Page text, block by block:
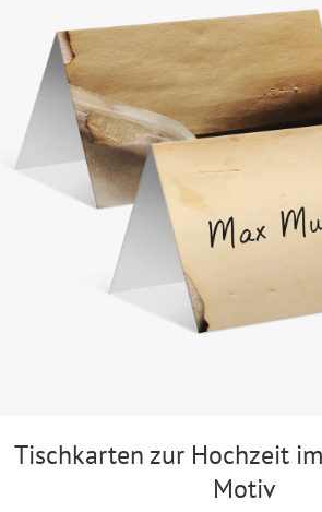
Tischkarten zur Hochzeit
Motiv